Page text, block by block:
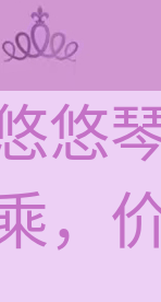
悠
，